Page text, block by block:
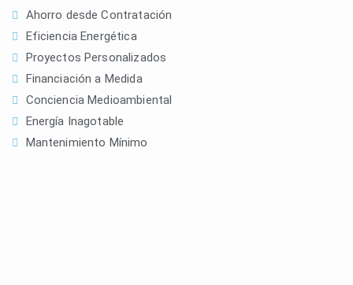
Ahorro desde Contratación
Eficiencia Energética
Proyectos Personalizados
Financiación a Medida
Conciencia Medioambiental
Energía Inagotable
Mantenimiento Mínimo